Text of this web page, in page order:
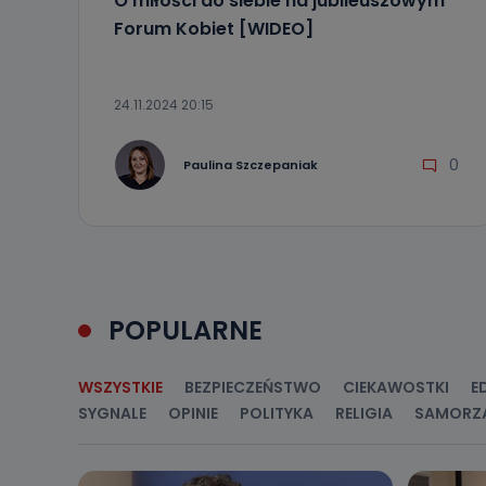
ich
sprzeciwu
Do
Do czasu
Jakie
Forum Kobiet [WIDEO]
24.11.2024 20:15
Paulina Szczepaniak 0
POPULARNE
WSZYSTKIE BEZPIECZEŃSTWO CIEKAWOSTKI
SYGNALE
OPINIE POLITYKA RELIGIA